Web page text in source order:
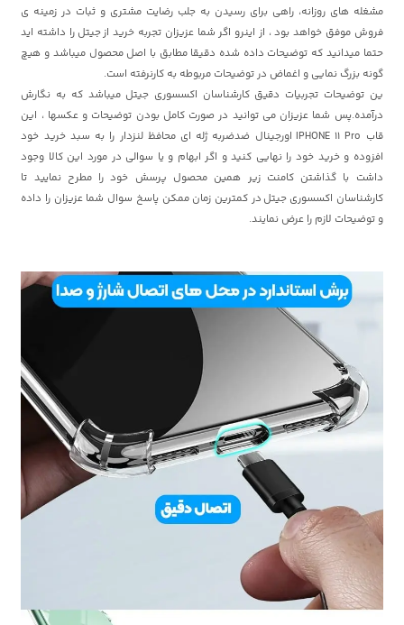
مشغله های روزانه، راهی برای رسیدن به جلب رضایت مشتری و ثبات در زمینه ی
فروش موفق خواهد بود ، از اینرو اگر شما عزیزان تجربه خرید از جیتل را داشته اید
حتما میدانید که توضیحات داده شده دقیقا مطابق با اصل محصول میباشد و هیچ
گونه بزرگ نمایی و اغماض در توضیحات مربوطه به کارنرفته است.
ین توضیحات تجربیات دقیق کارشناسان اکسسوری جیتل میباشد که به نگارش
درآمده.پس شما عزیزان می توانید در صورت کامل بودن توضیحات و عکسها ، این
قاب IPHONE 11 Pro اورجینال ضدضربه ژله ای محافظ لنزدار را به سبد خرید خود
افزوده و خرید خود را نهایی کنید و اگر ابهام و یا سوالی در مورد این کالا وجود
داشت با گذاشتن کامنت زیر همین محصول پرسش خود را مطرح نمایید تا
کارشناسان اکسسوری جیتل در کمترین زمان ممکن پاسخ سوال شما عزیزان را داده
و توضیحات لازم را عرض نمایند.